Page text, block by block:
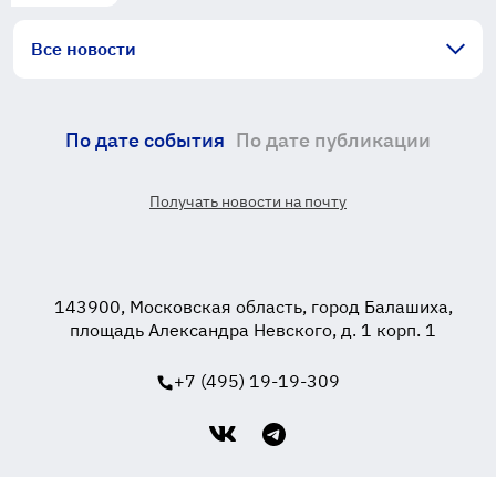
Все новости
По дате события По дате публикации
Получать новости на почту
143900, Московская область, город Балашиха,
площадь Александра Невского, д. 1 корп. 1
+7 (495) 19-19-309